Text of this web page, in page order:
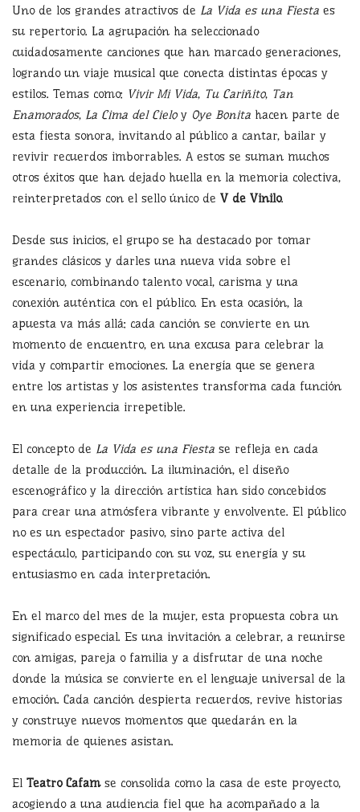
Uno de los grandes atractivos de La Vida es una Fiesta es
su repertorio. La agrupación ha seleccionado
cuidadosamente canciones que han marcado generaciones,
logrando un viaje musical que conecta distintas épocas y
estilos. Temas como: Vivir Mi Vida, Tu Cariñito, Tan
Enamorados, La Cima del Cieloy Oye Bonita hacen parte de
esta fiesta sonora, invitando al público a cantar, bailar y
revivir recuerdos imborrables. A estos se suman muchos
otros éxitos que han dejado huella en la memoria colectiva,
reinterpretados con el sello único de V de Vinilo.
Desde sus inicios, el grupo se ha destacado por tomar
grandes clásicos y darles una nueva vida sobre el
escenario, combinando talento vocal, carisma y una
conexión auténtica con el público. En esta ocasión, la
apuesta va más allá: cada canción se convierte en un
momento de encuentro, en una excusa para celebrar la
vida y compartir emociones. La energía que se genera
entre los artistas y los asistentes transforma cada función
en una experiencia irrepetible.
El concepto de La Vida es una Fiesta se refleja en cada
detalle de la producción. La iluminación, el diseño
escenográfico y la dirección artística han sido concebidos
para crear una atmósfera vibrante y envolvente. El público
no es un espectador pasivo, sino parte activa del
espectáculo, participando con su voz, su energía y su
entusiasmo en cada interpretación.
En el marco del mes de la mujer, esta propuesta cobra un
significado especial. Es una invitación a celebrar, a reunirse
con amigas, pareja o familia y a disfrutar de una noche
donde la música se convierte en el lenguaje universal de la
emoción. Cada canción despierta recuerdos, revive historias
y construye nuevos momentos que quedarán en la
memoria de quienes asistan.
El Teatro Cafamse consolida como la casa de este proyecto,
acogiendo a una audiencia fiel que ha acompañado a la